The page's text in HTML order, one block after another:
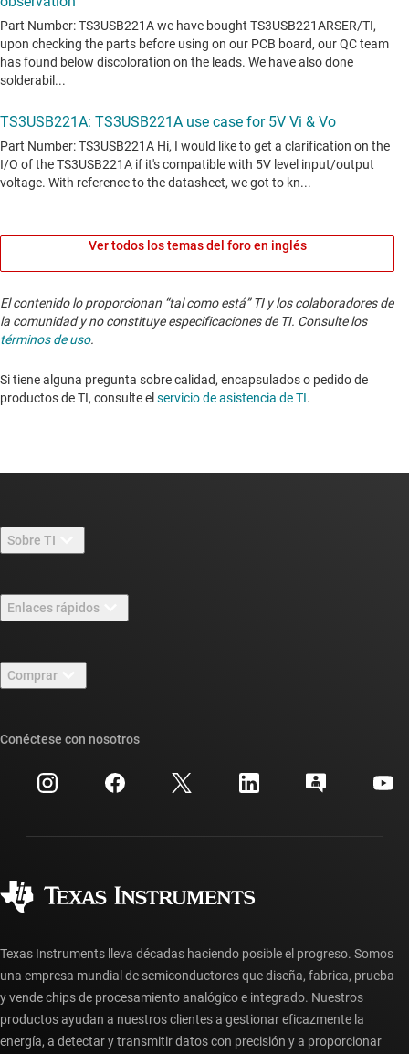
Ver todos los temas del foro en inglés
El contenido lo proporcionan “tal como está” TI y los colaboradores de
la comunidad y no constituye especificaciones de TI. Consulte los
términos de uso.
Si tiene alguna pregunta sobre calidad, encapsulados o pedido de
productos de TI, consulte el servicio de asistencia de TI. ​​​​​​​​​​​​​​
Sobre TI
Carreras laborales
Sala de redacción
Eventos
Relaciones con los inversionistas
Enlaces rápidos
Foros de soporte de diseño de TI E2E™
Búsqueda de referencias cruzadas
Centro de atención al cliente
Preguntas frecuentes sobre la cuenta myTI
Comprar
Preguntas frecuentes sobre pedidos
Conéctese con nosotros
Texas Instruments lleva décadas haciendo posible el progreso. Somos
una empresa mundial de semiconductores que diseña, fabrica, prueba
y vende chips de procesamiento analógico e integrado. Nuestros
productos ayudan a nuestros clientes a gestionar eficazmente la
energía, a detectar y transmitir datos con precisión y a proporcionar